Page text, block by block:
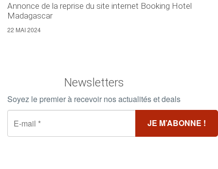
Annonce de la reprise du site internet Booking Hotel
Madagascar
22 MAI 2024
Newsletters
Soyez le premier à recevoir nos actualités et deals